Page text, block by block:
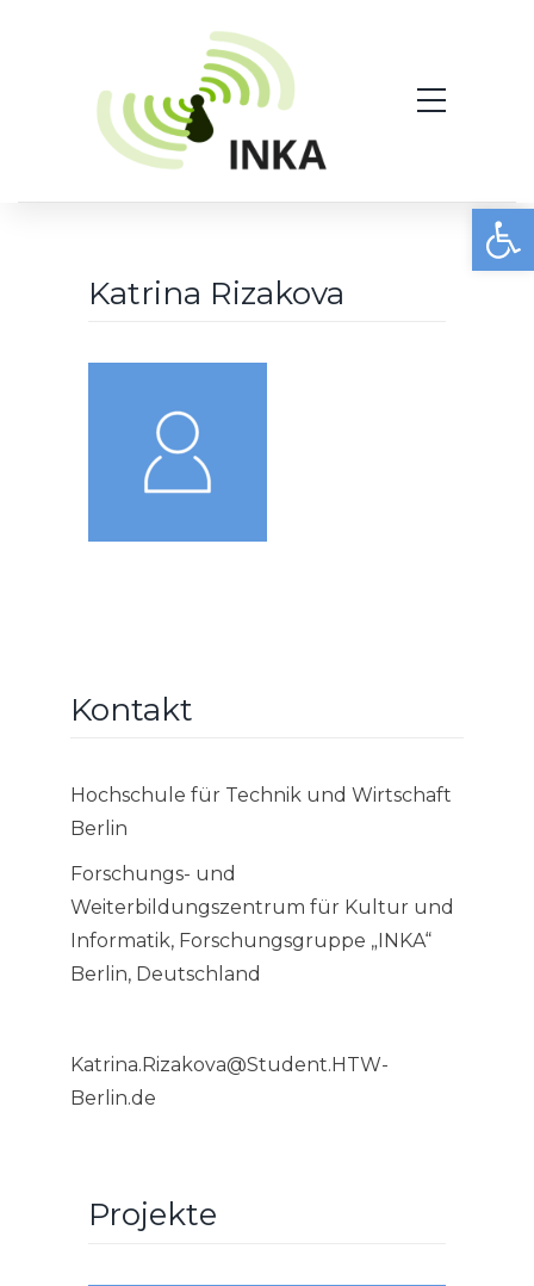
Werkzeugleiste öffnen
Katrina Rizakova
Kontakt
Hochschule für Technik und Wirtschaft
Berlin
Forschungs- und
Weiterbildungszentrum für Kultur und
Informatik, Forschungsgruppe „INKA“
Berlin, Deutschland
Katrina.Rizakova@Student.HTW-
Berlin.de
Projekte